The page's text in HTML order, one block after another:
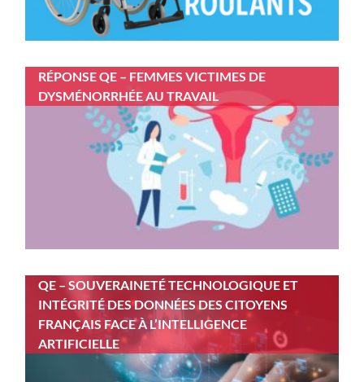
RÉPONSE QE – FEMMES VICTIMES DE
DYSMÉNORRHÉE AU TRAVAIL
QE – SOUVERAINETÉ TECHNOLOGIQUE ET
INTÉGRITÉ DES DONNÉES DES CITOYENS
FRANÇAIS FACE À L’INTELLIGENCE
ARTIFICIELLE